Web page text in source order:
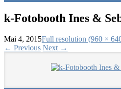
k-Fotobooth Ines &
Mai 4, 2015Full resolution (960 ×
← Previous Next →